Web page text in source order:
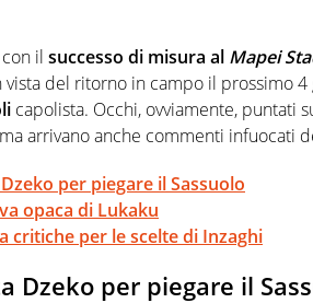
il successo di misura al Mapei
del ritorno in campo il prossimo 4
capolista. Occhi, ovviamente, puntati
arrivano anche commenti infuocati
per piegare il Sassuolo
opaca di Lukaku
critiche per le scelte di Inzaghi
Dzeko per piegare il